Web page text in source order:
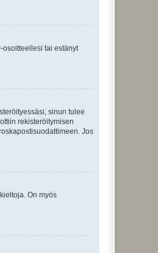
osoitteellesi tai estänyt
sinun tulee
rekisteröitymisen
Jos
On myös